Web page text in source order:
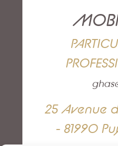
25 Avenue
- 81990